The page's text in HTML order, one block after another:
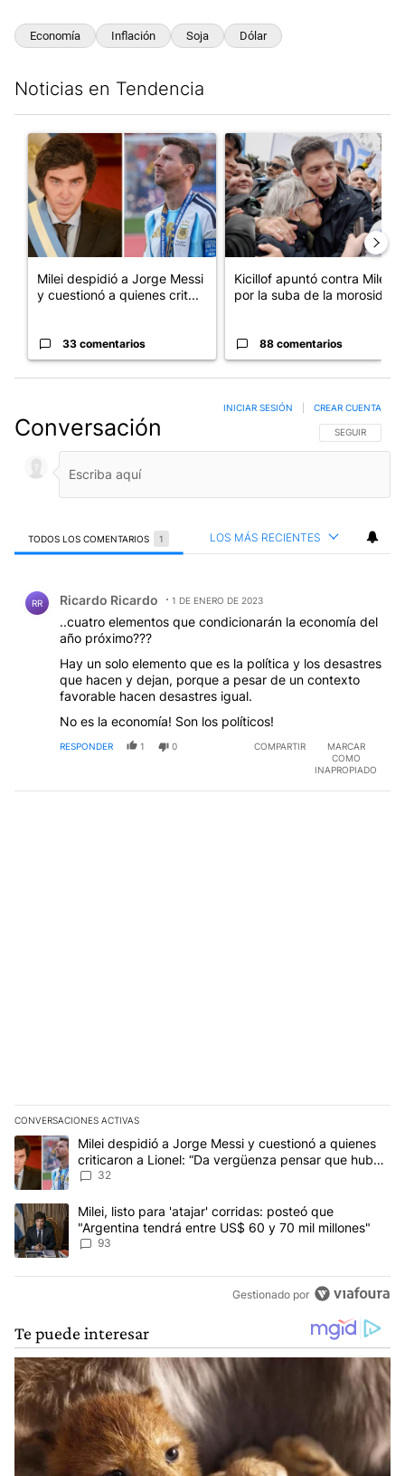
Economía Inflación Soja Dólar
Noticias en Tendencia
Un artículo de tendencia con el título "Milei despidió a Jorge
Milei despidió a Jorge Messi
y cuestionó a quienes crit...
33 comentarios
Un artículo de tendencia con
Kicillof apuntó contra Milei
por la suba de la morosida...
88 comentarios
Conversación SIGA ESTA
SEGUIR
INICIAR SESIÓN CREAR CUENTA
TODOS LOS COMENTARIOS 1 LOS MÁS RECIENTES
RR Ricardo Ricardo 1 DE ENERO DE 2023
..cuatro elementos que condicionarán la economía del
año próximo???
Hay un solo elemento que es la política y los desastres
que hacen y dejan, porque a pesar de un contexto
favorable hacen desastres igual.
No es la economía! Son los políticos!
RESPONDER 1 0 COMPARTIR
MARCAR
COMO
INAPROPIADO
CONVERSACIONES ACTIVAS
Este listado muestra los artículos con más comentarios en los
Un artículo de tendencia con el título "Milei despidió a Jorge
Milei despidió a Jorge Messi y cuestionó a quienes
criticaron a Lionel: “Da vergüenza pensar que hubo
anti-Messi”
32
Un artículo de tendencia con el título "Milei, listo para 'atajar'
Milei, listo para 'atajar' corridas: posteó que
"Argentina tendrá entre US$ 60 y 70 mil millones"
93
Gestionado por